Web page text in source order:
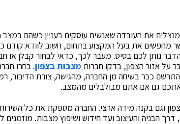
את העובדה שאנשים עוסקים בעניין כשהם במצב
מחפשים את בעל המקצוע בתחום, חשוב לוודא קודם
נותן לכם בסיס. מעבר לכך, כדאי לבחור קבלן או
על אזור הצפון, בדקו חברות מצבות בצפון. בחרו
כבר בשיחה מן החברה, מהגישה, צורת הדיבור,
אתכם גם אם אתם מבולבלים מהמצב.
וגם בקנה מידה ארצי. החברה מספקת את כל